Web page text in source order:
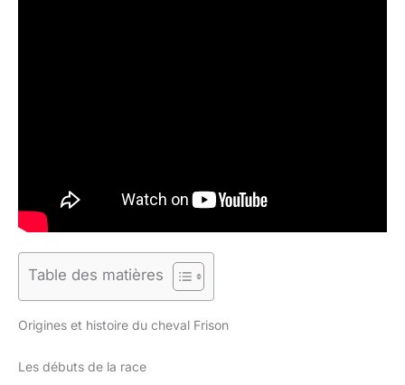
Table des matières
Origines et histoire du cheval Frison
Les débuts de la race